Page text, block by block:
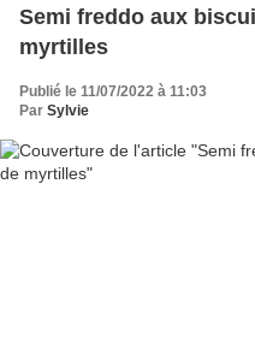
Semi freddo aux
myrtilles
Publié le 11/07/2022 à 11:03
Par Sylvie